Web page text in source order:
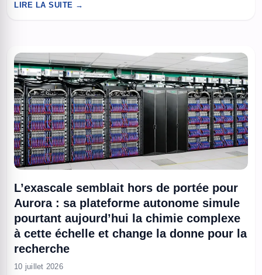
montée en puissance industrielle sur la mémoire HBM,
LIRE LA SUITE →
L’exascale semblait hors de portée pour
Aurora : sa plateforme autonome simule
pourtant aujourd’hui la chimie complexe
à cette échelle et change la donne pour la
recherche
10 juillet 2026